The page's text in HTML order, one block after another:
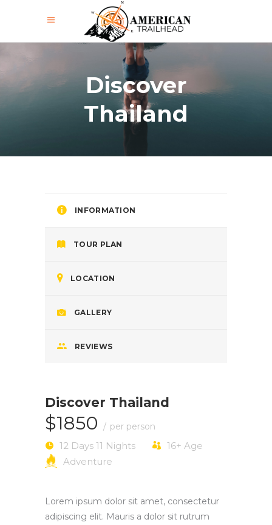
Discover
Thailand
INFORMATION
TOUR PLAN
LOCATION
GALLERY
REVIEWS
Discover Thailand
$1850 per person
12 Days 11 Nights 16+ Age
Adventure
Lorem ipsum dolor sit amet, consectetur
adipiscing elit. Mauris a dolor sit rutrum